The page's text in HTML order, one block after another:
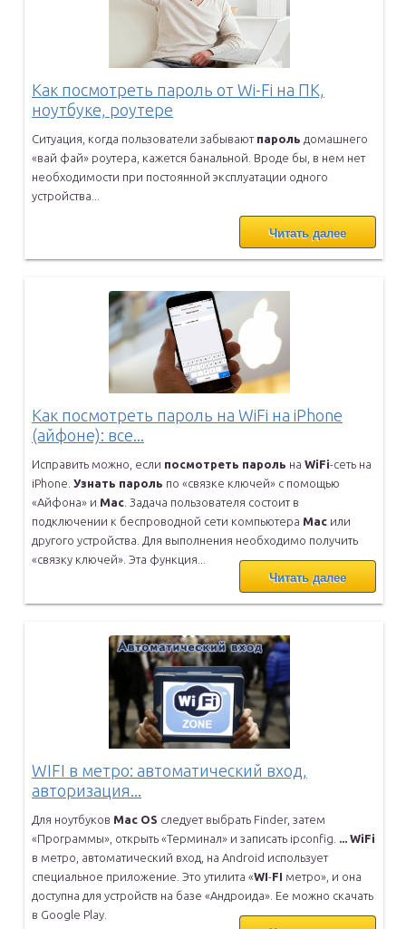
Как посмотреть пароль от Wi-Fi на ПК,
ноутбуке, роутере
Ситуация, когда пользователи забывают пароль домашнего
«вай фай» роутера, кажется банальной. Вроде бы, в нем нет
необходимости при постоянной эксплуатации одного
устройства...
Читать далее
Как посмотреть пароль на WiFi на iPhone
(айфоне): все...
Исправить можно, если посмотреть пароль на WiFi-сеть на
iPhone. Узнать пароль по «связке ключей» с помощью
«Айфона» и Mac . Задача пользователя состоит в
подключении к беспроводной сети компьютера Mac или
другого устройства. Для выполнения необходимо получить
«связку ключей». Эта функция...
Читать далее
WIFI в метро: автоматический вход,
авторизация...
Для ноутбуков Mac OS следует выбрать Finder, затем
«Программы», открыть «Терминал» и записать ipconfig. ... WiFi
в метро, автоматический вход, на Android использует
специальное приложение. Это утилита «WI-FI метро», и она
доступна для устройств на базе «Андроида». Ее можно скачать
в Google Play.